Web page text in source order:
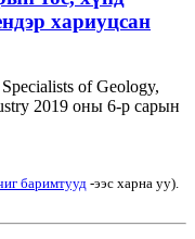
хариуцсан
of Geology,
2019 оны 6-р сарын
баримтууд-ээс харна уу).